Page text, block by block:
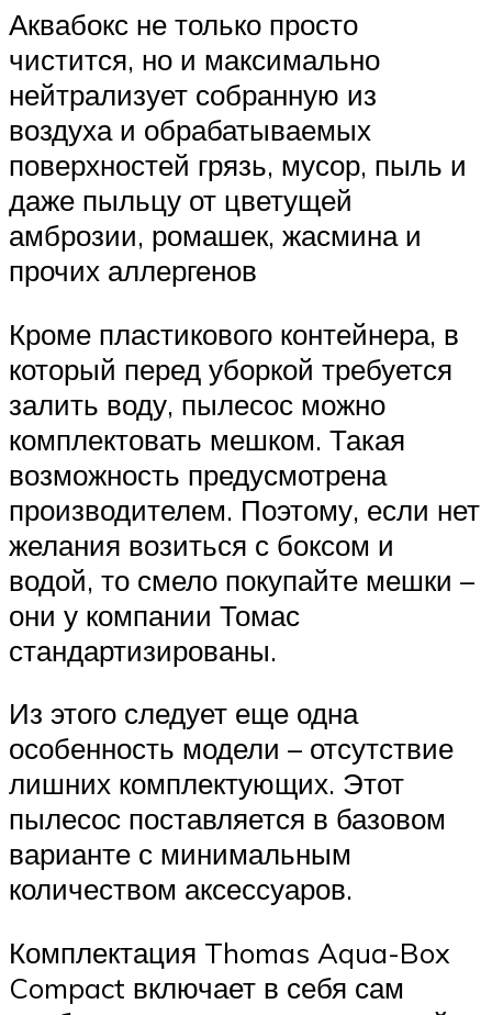
Аквабокс не только просто
чистится, но и максимально
нейтрализует собранную из
воздуха и обрабатываемых
поверхностей грязь, мусор, пыль и
даже пыльцу от цветущей
амброзии, ромашек, жасмина и
прочих аллергенов
Кроме пластикового контейнера, в
который перед уборкой требуется
залить воду, пылесос можно
комплектовать мешком. Такая
возможность предусмотрена
производителем. Поэтому, если нет
желания возиться с боксом и
водой, то смело покупайте мешки –
они у компании Томас
стандартизированы.
Из этого следует еще одна
особенность модели – отсутствие
лишних комплектующих. Этот
пылесос поставляется в базовом
варианте с минимальным
количеством аксессуаров.
Комплектация Thomas Aqua-Box
Compact включает в себя сам